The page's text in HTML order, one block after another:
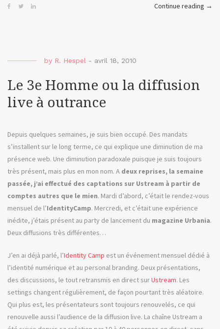
Continue reading « Il
→
by R. Hespel - avril 18, 2010
Le 3e Homme ou la diffusion
live à outrance
Depuis quelques semaines, je suis bien occupé. Des mandats
s’installent sur le long terme, ce qui explique une diminution de ma
présence web. Une diminution paradoxale puisque je suis toujours
très présent, mais plus en mon nom. A deux reprises, la semaine
passée, j’ai effectué des captations sur Ustream à partir de
comptes autres que le mien. Mardi d’abord, c’était le rendez-vous
mensuel de l’IdentityCamp. Mercredi, et c’était une expérience
inédite, j’étais présent au party de lancement du magazine Urbania.
Deux diffusions très différentes…
J’en ai déjà parlé, l’Identity Camp est un événement mensuel dédié à
l’identité numérique et au personal branding. Deux présentations,
des discussions, le tout retransmis en direct surUstream. Les
settings changent régulièrement, de façon pourtant très aléatoire.
Qui plus est, les présentateurs sont toujours renouvelés, ce qui
renouvelle aussi l’audience de la diffusion live. La chaîne Ustream a